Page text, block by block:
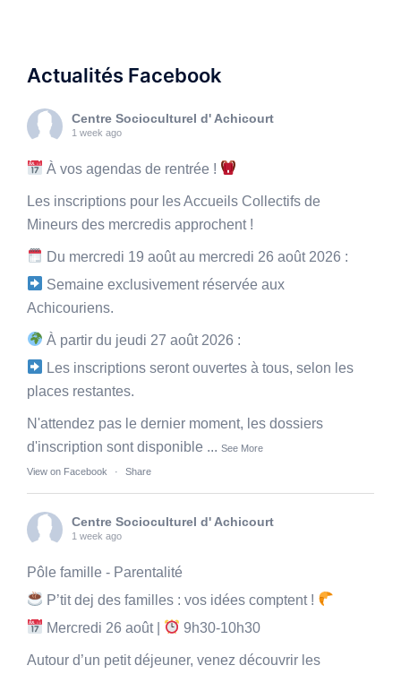
Actualités Facebook
Centre Socioculturel d' Achicourt
1 week ago
À vos agendas de rentrée !
Les inscriptions pour les Accueils Collectifs de
Mineurs des mercredis approchent !
Du mercredi 19 août au mercredi 26 août 2026 :
Semaine exclusivement réservée aux
Achicouriens.
À partir du jeudi 27 août 2026 :
Les inscriptions seront ouvertes à tous, selon les
places restantes.
N'attendez pas le dernier moment, les dossiers
d'inscription sont disponible ... See More
View on Facebook · Share
Centre Socioculturel d' Achicourt
1 week ago
Pôle famille - Parentalité
P’tit dej des familles : vos idées comptent !
Mercredi 26 août |
9h30-10h30
Autour d’un petit déjeuner, venez découvrir les